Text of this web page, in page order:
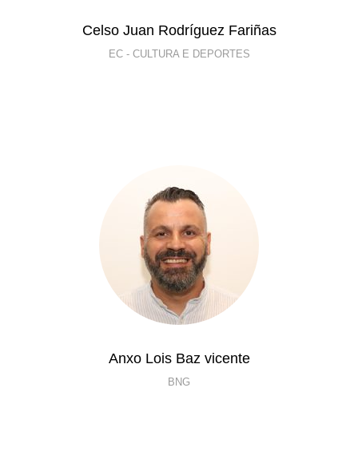
Celso Juan Rodríguez Fariñas
EC - CULTURA E DEPORTES
Anxo Lois Baz vicente
BNG